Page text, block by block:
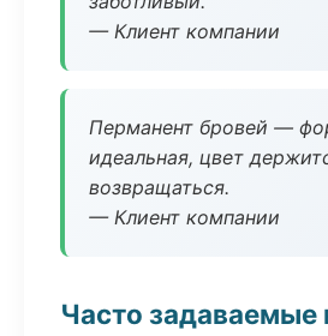
— Клиент компании
Перманент бровей —
идеальная, цвет
возвращаться.
— Клиент компании
Часто задаваемые